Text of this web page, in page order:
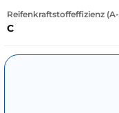
Reifenkraftstoffeffizienz
C